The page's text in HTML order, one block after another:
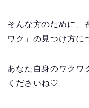
そんな方のために、
ワク」の見つけ方に
あなた自身のワクワ
くださいね♡